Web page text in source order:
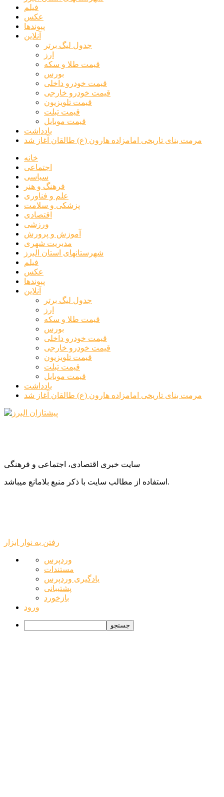
فیلم
عکس
پیوندها
آنلاین
جدول لیگ برتر
ارز
قیمت طلا و سکه
بورس
قیمت خودرو داخلی
قیمت خودرو خارجی
قیمت تلویزیون
قیمت تبلت
قیمت موبایل
یادداشت
مرمت بنای تاریخی امامزاده هارون (ع) طالقان آغاز شد
خانه
اجتماعی
سیاسی
فرهنگ و هنر
علم و فناوری
پزشکی و سلامت
اقتصادی
ورزشی
آموزش و پرورش
مدیریت شهری
شهرستانهای استان البرز
فیلم
عکس
پیوندها
آنلاین
جدول لیگ برتر
ارز
قیمت طلا و سکه
بورس
قیمت خودرو داخلی
قیمت خودرو خارجی
قیمت تلویزیون
قیمت تبلت
قیمت موبایل
یادداشت
مرمت بنای تاریخی امامزاده هارون (ع) طالقان آغاز شد
سایت خبری اقتصادی، اجتماعی و فرهنگی
استفاده از مطالب سایت با ذکر منبع بلامانع میباشد.
رفتن به نوار ابزار
درباره
وردپرس
وردپرس
مستندات
یادگیری وردپرس
پشتیبانی
بازخورد
ورود
جستجو